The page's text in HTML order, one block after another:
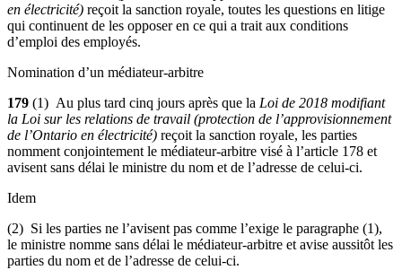
en électricité) reçoit la sanction royale, toutes les questions en litige
qui continuent de les opposer en ce qui a trait aux conditions
d’emploi des employés.
Nomination d’un médiateur-arbitre
179 (1) Au plus tard cinq jours après que la Loi de 2018 modifiant
la Loi sur les relations de travail (protection de l’approvisionnement
de l’Ontario en électricité) reçoit la sanction royale, les parties
nomment conjointement le médiateur-arbitre visé à l’article 178 et
avisent sans délai le ministre du nom et de l’adresse de celui-ci.
Idem
(2) Si les parties ne l’avisent pas comme l’exige le paragraphe (1),
le ministre nomme sans délai le médiateur-arbitre et avise aussitôt les
parties du nom et de l’adresse de celui-ci.